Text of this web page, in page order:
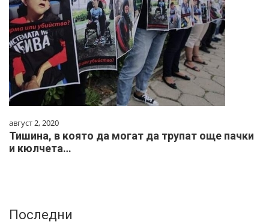
август 2, 2020
Тишина, в която да могат да трупат още пачки
и кюлчета…
Последни